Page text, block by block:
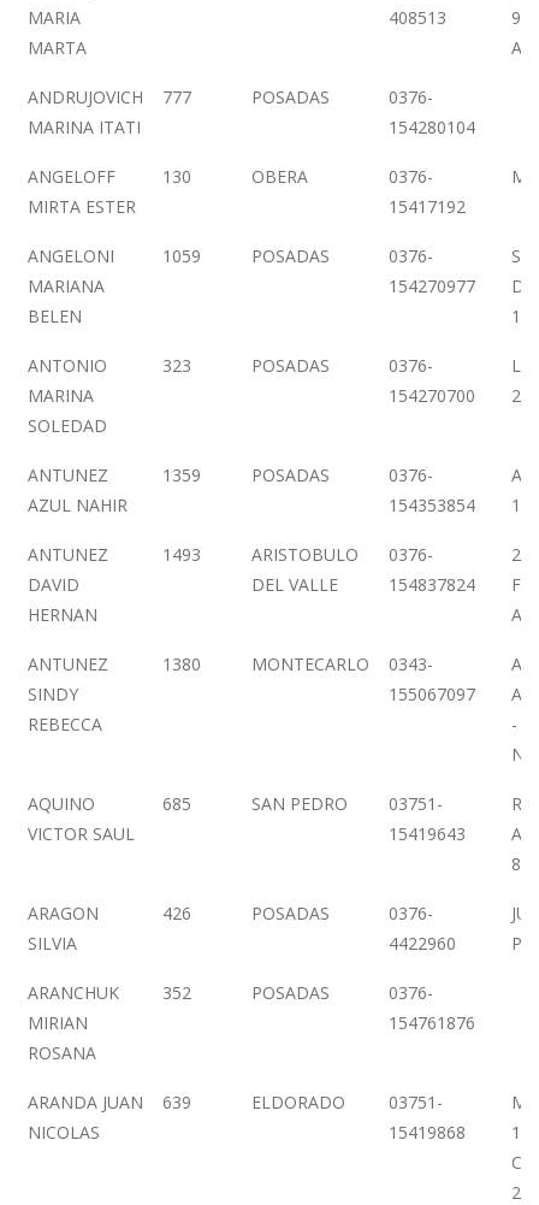
MARIA
MARTA
408513
ANDRUJOVICH
MARINA ITATI
777 POSADAS
0376-
154280104
ANGELOFF
MIRTA ESTER
130 OBERA
0376-
15417192
ANGELONI
MARIANA
BELEN
1059 POSADAS
0376-
154270977
ANTONIO
MARINA
SOLEDAD
323 POSADAS
0376-
154270700
LA
ANTUNEZ
AZUL NAHIR
1359 POSADAS
0376-
154353854
ANTUNEZ
DAVID
HERNAN
1493
ARISTOBULO
DEL VALLE
0376-
154837824
25
ANTUNEZ
SINDY
REBECCA
1380 MONTECARLO
0343-
155067097
-
AQUINO
VICTOR SAUL
685 SAN PEDRO
03751-
15419643
837
ARAGON
SILVIA
426 POSADAS
0376-
4422960
ARANCHUK
MIRIAN
ROSANA
352 POSADAS
0376-
154761876
ARANDA JUAN
NICOLAS
639 ELDORADO
03751-
15419868
2